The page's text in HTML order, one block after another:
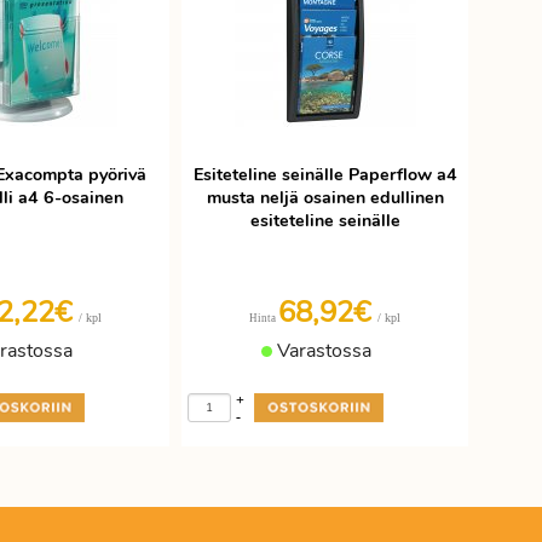
pyörivä
a4 6-osainen
/ kpl
Esiteteline seinälle Paperflow a4
musta neljä osainen edullinen
esiteteline seinälle
Hinta 68,92€ / kpl
Varastossa
-
+